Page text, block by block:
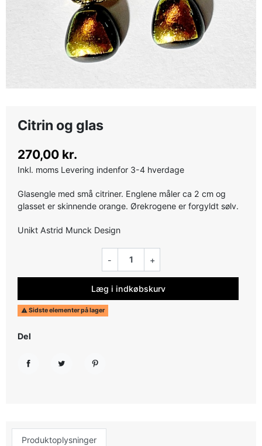
Citrin og glas
270,00 kr.
Inkl. moms Levering indenfor 3-4 hverdage
Glasengle med små citriner. Englene måler ca 2 cm og
glasset er skinnende orange. Ørekrogene er forgyldt sølv.
Unikt Astrid Munck Design
- +
Læg i indkøbskurv
 Sidste elementer på lager
Del
Produktoplysninger